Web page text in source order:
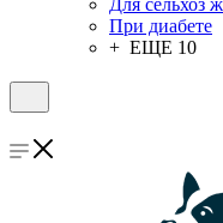
Для сельхоз
При диабете
+ ЕЩЕ 10